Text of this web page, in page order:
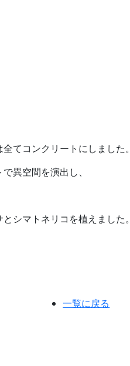
てコンクリートにしました。
で異空間を演出し、
シマトネリコを植えました。
一覧に戻る